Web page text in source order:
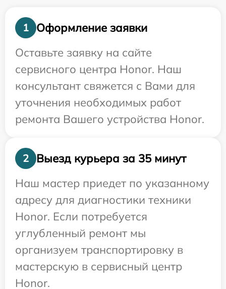
1
Оформление заявки
Оставьте заявку на сайте
сервисного центра Honor. Наш
консультант свяжется с Вами для
уточнения необходимых работ
ремонта Вашего устройства Honor.
2
Выезд курьера за 35 минут
Наш мастер приедет по указанному
адресу для диагностики техники
Honor. Если потребуется
углубленный ремонт мы
организуем транспортировку в
мастерскую в сервисный центр
Honor.